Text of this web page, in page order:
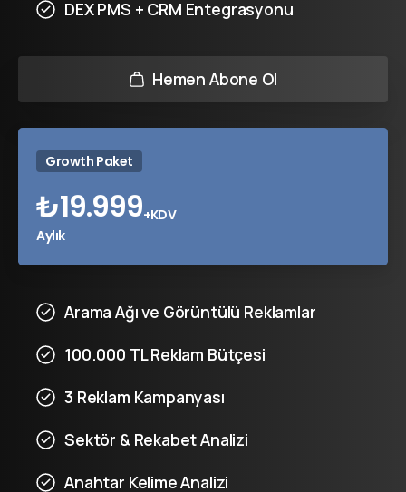
DEX PMS + CRM Entegrasyonu
Hemen Abone Ol
Growth Paket
₺19.999+KDV
Aylık
Arama Ağı ve Görüntülü Reklamlar
100.000 TL Reklam Bütçesi
3 Reklam Kampanyası
Sektör & Rekabet Analizi
Anahtar Kelime Analizi